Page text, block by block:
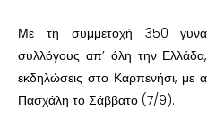
Με τη συμμετοχή 350
συλλόγους απ’ όλη την Ελλάδα,
εκδηλώσεις στο Καρπενήσι,
Πασχάλη το Σάββατο (7/9).